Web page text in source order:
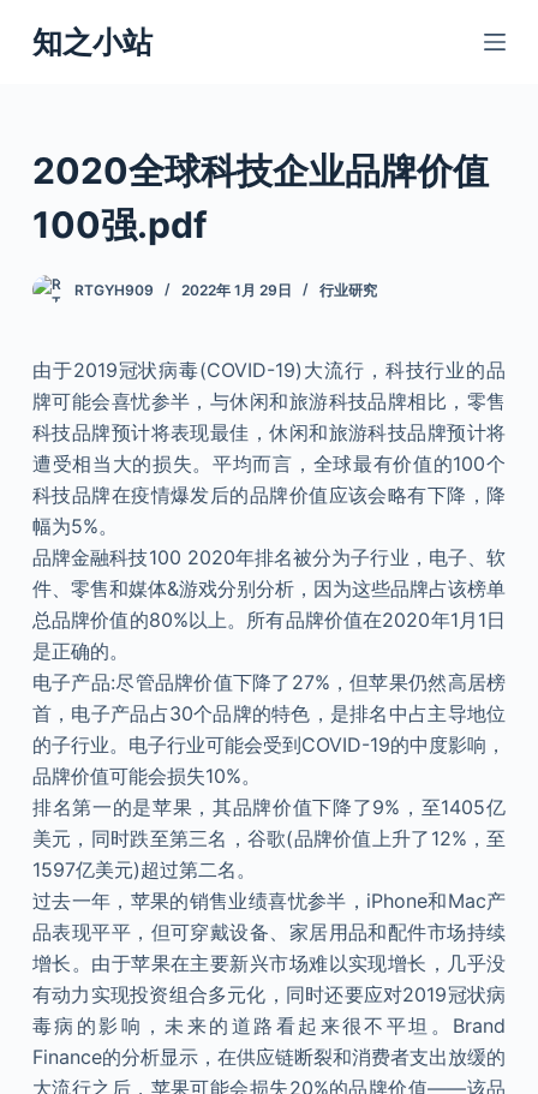
跳
过
知之小站
2020全球科技企业品牌价值
100强.pdf
RTGYH909 2022年 1月 29日 行业研究
由于2019冠状病毒(COVID-19)大流行，科技行业的品
牌可能会喜忧参半，与休闲和旅游科技品牌相比，零售
科技品牌预计将表现最佳，休闲和旅游科技品牌预计将
遭受相当大的损失。平均而言，全球最有价值的100个
科技品牌在疫情爆发后的品牌价值应该会略有下降，降
幅为5%。
品牌金融科技100 2020年排名被分为子行业，电子、软
件、零售和媒体&游戏分别分析，因为这些品牌占该榜单
总品牌价值的80%以上。所有品牌价值在2020年1月1日
是正确的。
电子产品:尽管品牌价值下降了27%，但苹果仍然高居榜
首，电子产品占30个品牌的特色，是排名中占主导地位
的子行业。电子行业可能会受到COVID-19的中度影响，
品牌价值可能会损失10%。
排名第一的是苹果，其品牌价值下降了9%，至1405亿
美元，同时跌至第三名，谷歌(品牌价值上升了12%，至
1597亿美元)超过第二名。
过去一年，苹果的销售业绩喜忧参半，iPhone和Mac产
品表现平平，但可穿戴设备、家居用品和配件市场持续
增长。由于苹果在主要新兴市场难以实现增长，几乎没
有动力实现投资组合多元化，同时还要应对2019冠状病
毒病的影响，未来的道路看起来很不平坦。Brand
Finance的分析显示，在供应链断裂和消费者支出放缓的
大流行之后，苹果可能会损失20%的品牌价值——该品